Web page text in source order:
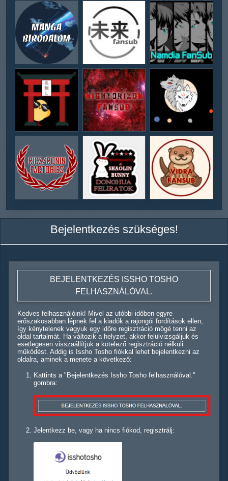
Bejelentkezés szükséges!
BEJELENTKEZÉS ISSHO TOSHO
FELHASZNÁLÓVAL.
Kedves felhasználóink! Mivel az utóbbi időben egyre
erőszakosabban lépnek fel a kiadók a rajongói fordítások ellen,
így kénytelenek vagyuk egy időre regisztráció mögé tenni az
oldal tartalmát. Ha változik a helyzet, akkor felülvizsgáljuk és
esetlegesen visszaállítjuk a kötelező regisztráció nélküli
működést. Addig is Issho Tosho fiókkal lehet bejelentkezni az
oldalra, aminek a menete a következő:
Kattints a "Bejelentkezés Issho Tosho felhasználóval."
gombra:
Jelentkezz be, vagy ha nincs fiókod, regisztrálj: